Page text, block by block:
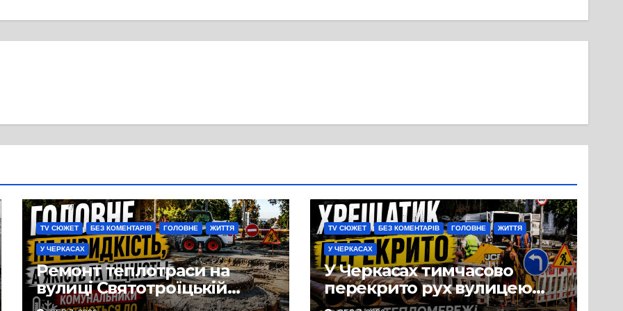
TV СЮЖЕТ БЕЗ КОМЕНТАРІВ ГОЛОВНЕ ЖИТТЯ
У ЧЕРКАСАХ
Ремонт теплотраси на
вулиці Святотроїцькій
затягнувся порівняно із
TV СЮЖЕТ БЕЗ КОМЕНТАРІВ ГОЛОВНЕ ЖИТТЯ
У ЧЕРКАСАХ
У Черкасах тимчасово
перекрито рух вулицею
Хрещатик на перехресті з